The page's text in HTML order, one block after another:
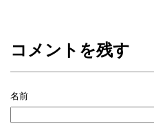
コメントを残す
名前